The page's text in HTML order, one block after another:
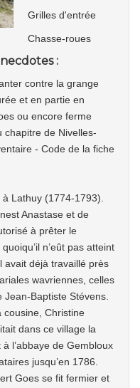
Grilles d'entrée
Chasse-roues
:
contre la grange
et en partie en
ou encore ferme
chapitre de Nivelles-
- Code de la fiche
Lathuy (1774-1793).
Anastase et de
à prêter le
n’eût pas atteint
avait déjà travaillé près
wavriennes, celles
Baptiste Stévens.
Christine
dans ce village la
l’abbaye de Gembloux
jusqu’en 1786.
Goes se fit fermier et